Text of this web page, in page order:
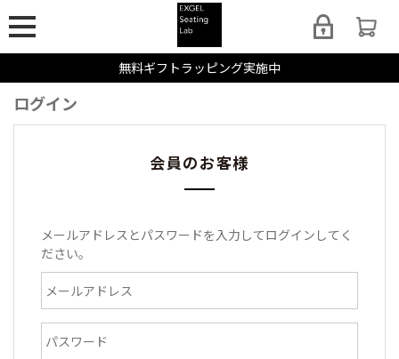
無料ギフトラッピング実施中
ログイン
会員のお客様
メールアドレスとパスワードを入力してログインしてく
ださい。